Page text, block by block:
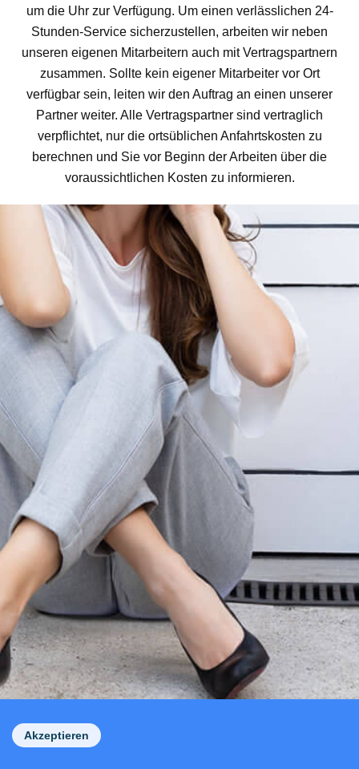
um die Uhr zur Verfügung. Um einen verlässlichen 24-
Stunden-Service sicherzustellen, arbeiten wir neben
unseren eigenen Mitarbeitern auch mit Vertragspartnern
zusammen. Sollte kein eigener Mitarbeiter vor Ort
verfügbar sein, leiten wir den Auftrag an einen unserer
Partner weiter. Alle Vertragspartner sind vertraglich
verpflichtet, nur die ortsüblichen Anfahrtskosten zu
berechnen und Sie vor Beginn der Arbeiten über die
voraussichtlichen Kosten zu informieren.
Akzeptieren